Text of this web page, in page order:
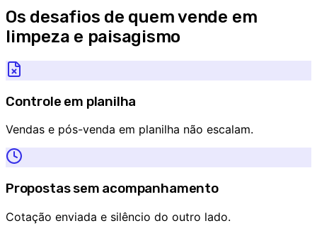
Os desafios de quem vende em
limpeza e paisagismo
Controle em planilha
Vendas e pós-venda em planilha não escalam.
Propostas sem acompanhamento
Cotação enviada e silêncio do outro lado.